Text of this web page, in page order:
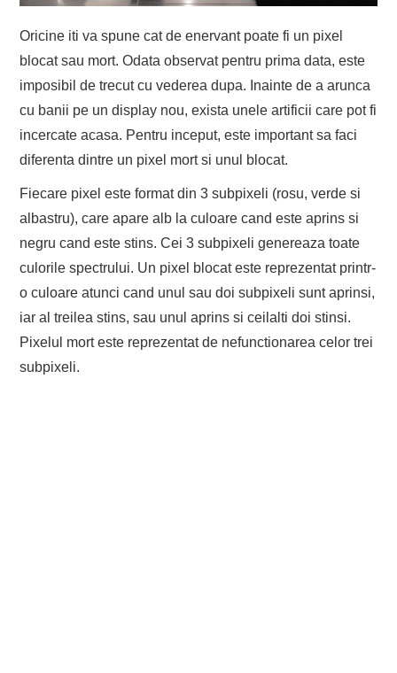
Oricine iti va spune cat de enervant poate fi un pixel
blocat sau mort. Odata observat pentru prima data, este
imposibil de trecut cu vederea dupa. Inainte de a arunca
cu banii pe un display nou, exista unele artificii care pot fi
incercate acasa. Pentru inceput, este important sa faci
diferenta dintre un pixel mort si unul blocat.
Fiecare pixel este format din 3 subpixeli (rosu, verde si
albastru), care apare alb la culoare cand este aprins si
negru cand este stins. Cei 3 subpixeli genereaza toate
culorile spectrului. Un pixel blocat este reprezentat printr-
o culoare atunci cand unul sau doi subpixeli sunt aprinsi,
iar al treilea stins, sau unul aprins si ceilalti doi stinsi.
Pixelul mort este reprezentat de nefunctionarea celor trei
subpixeli.